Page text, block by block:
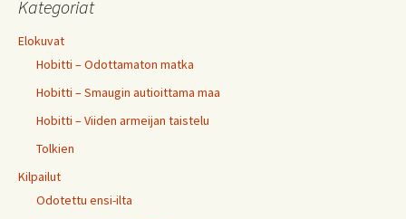
Kategoriat
Elokuvat
Hobitti – Odottamaton matka
Hobitti – Smaugin autioittama maa
Hobitti – Viiden armeijan taistelu
Tolkien
Kilpailut
Odotettu ensi-ilta